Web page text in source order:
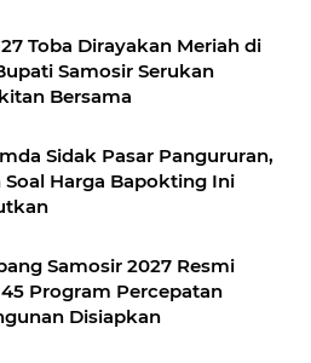
Toba Dirayakan Meriah di
Samosir Serukan
Bersama
Sidak Pasar Pangururan,
Soal Harga Bapokting Ini
Samosir 2027 Resmi
Program Percepatan
Disiapkan